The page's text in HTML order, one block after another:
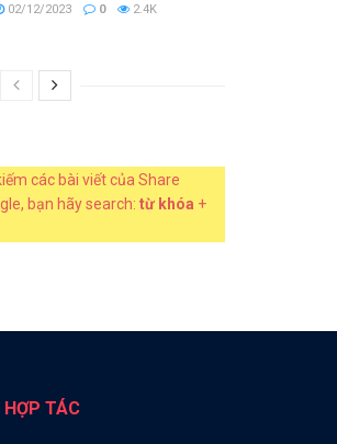
02/12/2023 0 2.4K
các bài viết của Share
bạn hãy search: từ khóa +
HỢP TÁC